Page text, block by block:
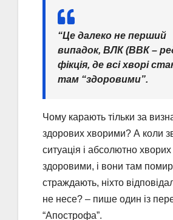
“Це далеко не перший
випадок, ВЛК (ВВК –
фікція, де всі хворі
там “здоровими”.
Чому карають тільки за
здорових хворими? А коли
ситуація і абсолютно
здоровими, і вони там
страждають, ніхто
не несе? – пише один із
“Апострофа”.